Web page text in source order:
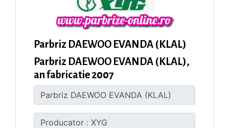
Parbriz DAEWOO EVANDA (KLAL)
Parbriz DAEWOO EVANDA (KLAL),
an fabricatie 2007